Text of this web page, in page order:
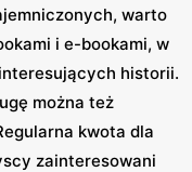
warto
i e-bookami, w
historii.
można też
kwota dla
zainteresowani